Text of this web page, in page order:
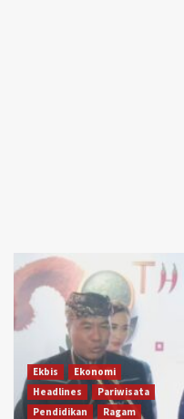
Ekbis
Ekonomi
Headlines
Pariwisata
Pendidikan
Ragam